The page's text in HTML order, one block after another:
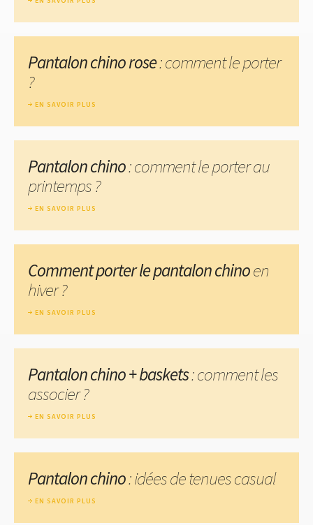
Pantalon chino rose: comment le porter
?
EN SAVOIR PLUS
Pantalon chino: comment le porter au
printemps ?
EN SAVOIR PLUS
Comment porter le pantalon chinoen
hiver ?
EN SAVOIR PLUS
Pantalon chino + baskets: comment les
associer ?
EN SAVOIR PLUS
Pantalon chino: idées de tenues casual
EN SAVOIR PLUS